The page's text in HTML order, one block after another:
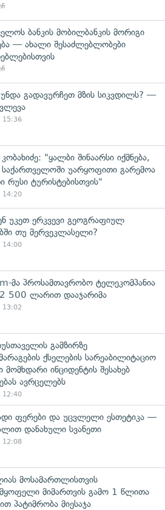
ბანკის მობილბანკის მორიგი
— ახალი შესაძლებლობები
გადავურჩეთ მზის სიკვდილს? —
15:36
"ყალბი შინაარსი იქმნება,
უარყოფითი გარემოა
რუსი ტურისტებისთვის"
14:20
უკეთ ერკვევი გეოგრაფიულ
თუ მერვეკლასელი?
14:00
მა პროსამთავრობო ტელეკომპანია
500 ლარით დააჯარიმა
13:02
გამზირზე
ქსელების სარეაბილიტაციო
მომხდარი ინციდენტის შესახებ
ავრცელებს
12:40
ფერები და უცვლელი ესთეტიკა —
დანახული სვანეთი
12:08
მოსამართლისთვის
მიმართვის გამო 1 წლითა
პატიმრობა მიესაჯა